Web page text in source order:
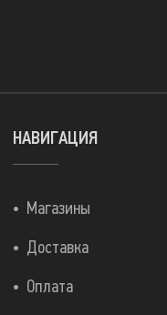
НАВИГАЦИЯ
Магазины
Доставка
Оплата